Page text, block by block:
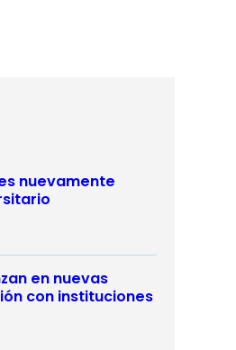
nuevamente
en nuevas
con instituciones